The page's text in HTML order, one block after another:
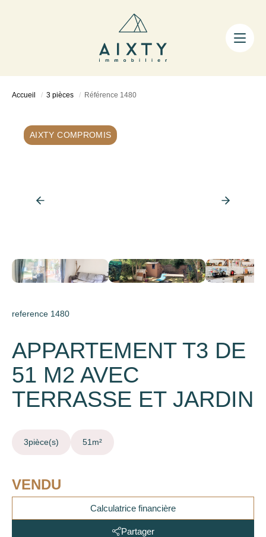
ACHETER
AIXTY & VOUS
Accueil 3 pièces Référence 1480
AIXTY COMPROMIS
reference 1480
APPARTEMENT T3 DE
51 M2 AVEC
TERRASSE ET JARDIN
3pièce(s) 51 m²
VENDU
Calculatrice financière
Partager